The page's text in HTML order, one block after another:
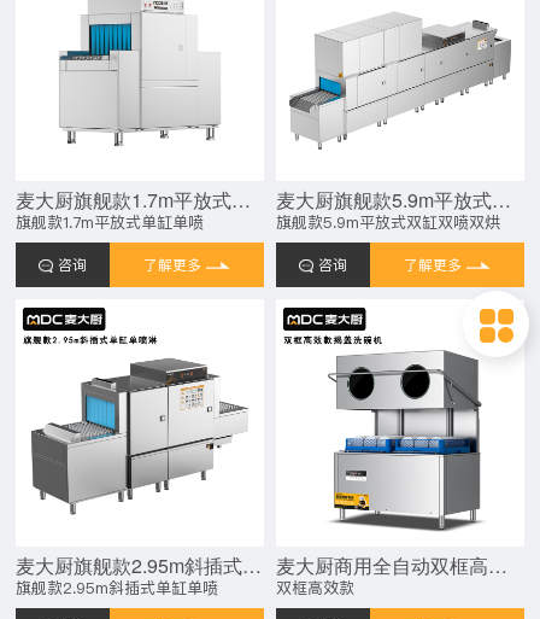
麦大厨旗舰款1.7m平放式单缸单喷淋长龙式洗碗机
旗舰款1.7m平放式单缸单喷
咨询 了解更多
麦大厨旗舰款5.9m平放式双缸双喷淋双烘干洗碗机
旗舰款5.9m平放式双缸双喷双烘
咨询 了解更多
麦大厨旗舰款2.95m斜插式单缸单喷淋长龙式洗碗机
旗舰款2.95m斜插式单缸单喷
麦大厨商用全自动双框高效款揭盖式洗碗机商用20KW
双框高效款